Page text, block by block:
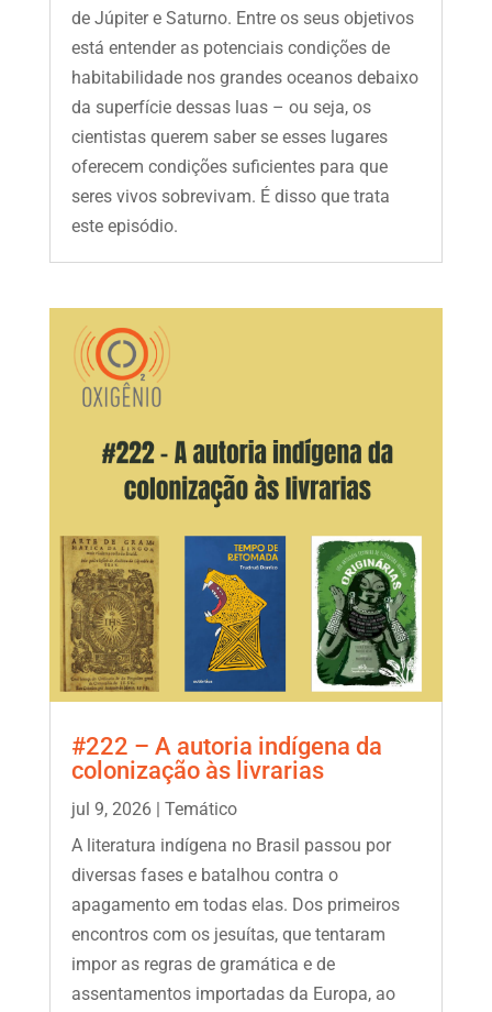
de Júpiter e Saturno. Entre os seus objetivos
está entender as potenciais condições de
habitabilidade nos grandes oceanos debaixo
da superfície dessas luas – ou seja, os
cientistas querem saber se esses lugares
oferecem condições suficientes para que
seres vivos sobrevivam. É disso que trata
este episódio.
#222 – A autoria indígena da
colonização às livrarias
jul 9, 2026| Temático
A literatura indígena no Brasil passou por
diversas fases e batalhou contra o
apagamento em todas elas. Dos primeiros
encontros com os jesuítas, que tentaram
impor as regras de gramática e de
assentamentos importadas da Europa, ao